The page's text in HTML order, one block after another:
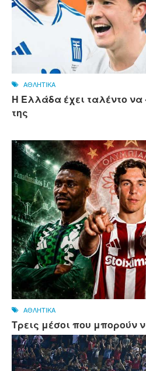
ΑΘΛΗΤΙΚΑ
Η Ελλάδα έχει ταλέντο να
της
ΑΘΛΗΤΙΚΑ
Τρεις μέσοι που